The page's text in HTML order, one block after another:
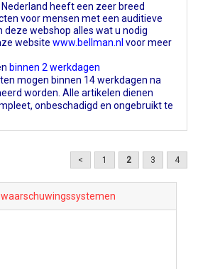
heeft een zeer breed
voor mensen met een auditieve
deze webshop alles wat u nodig
website www.bellman.nl voor meer
binnen 2 werkdagen
mogen binnen 14 werkdagen na
worden. Alle artikelen dienen
onbeschadigd en ongebruikt te
< 1 2 3 4
waarschuwingssystemen